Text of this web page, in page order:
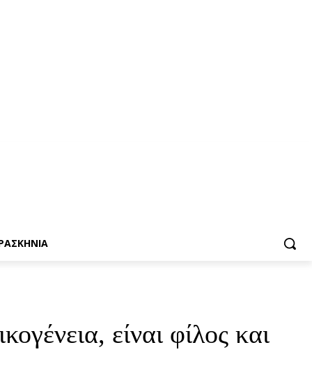
είναι φίλος και